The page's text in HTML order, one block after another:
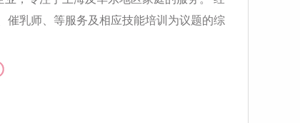
催乳师、等服务及相应技能培训为议题的综